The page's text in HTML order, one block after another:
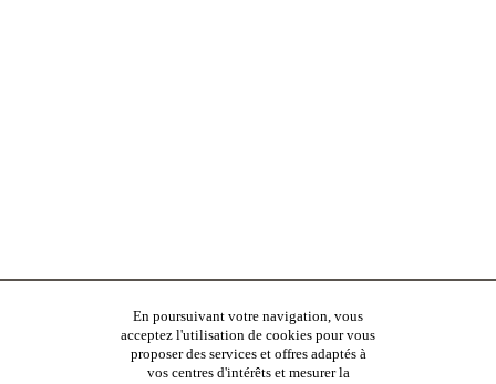
En poursuivant votre navigation, vous
acceptez l'utilisation de cookies pour vous
proposer des services et offres adaptés à
vos centres d'intérêts et mesurer la